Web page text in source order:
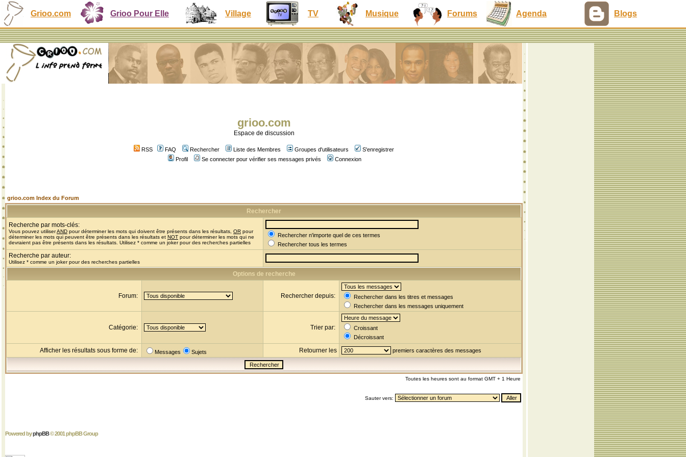
Grioo.com Grioo Pour Elle Village TV Musique Forums Agenda Blogs
grioo.com
Espace de discussion
RSS FAQ Rechercher Liste des Membres Groupes d'utilisateurs
S'enregistrer
Profil
Se connecter pour vérifier ses messages privés Connexion
grioo.com Index du Forum
Rechercher
Recherche par mots-clés:
Vous pouvez utiliserAND pour déterminer les mots qui doivent être présents dans les résultats, OR pour
déterminer les mots qui peuvent être présents dans les résultats et NOT pour déterminer les mots qui ne
devraient pas être présents dans les résultats. Utilisez * comme un joker pour des recherches partielles
Rechercher n'importe quel de ces termes
Rechercher tous les termes
Recherche par auteur:
Utilisez * comme un joker pour des recherches partielles
Options de recherche
Forum: Rechercher depuis:
Rechercher dans les titres et messages
Rechercher dans les messages uniquement
Catégorie: Trier par:
Croissant
Décroissant
Afficher les résultats sous forme de: Messages Sujets Retourner les premiers caractères des messages
Toutes les heures sont au format GMT + 1 Heure
Sauter vers:
Powered byphpBB© 2001 phpBB Group